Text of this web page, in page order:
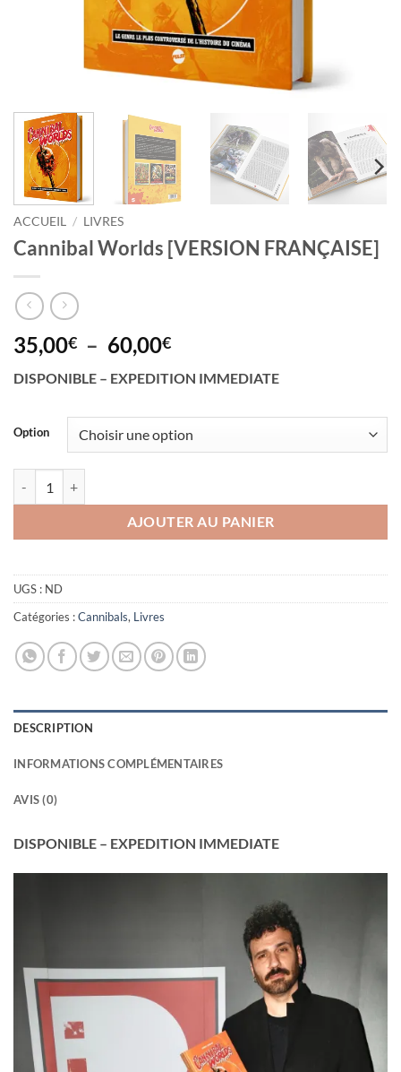
ACCUEIL / LIVRES
Cannibal Worlds [VERSION FRANÇAISE]
35,00€ – 60,00€Plage
prix :
à
60,00€
DISPONIBLE – EXPEDITION IMMEDIATE
Option
AJOUTER AU PANIER
UGS : ND
Catégories :Cannibals, Livres
DESCRIPTION
INFORMATIONS COMPLÉMENTAIRES
AVIS (0)
DISPONIBLE – EXPEDITION IMMEDIATE